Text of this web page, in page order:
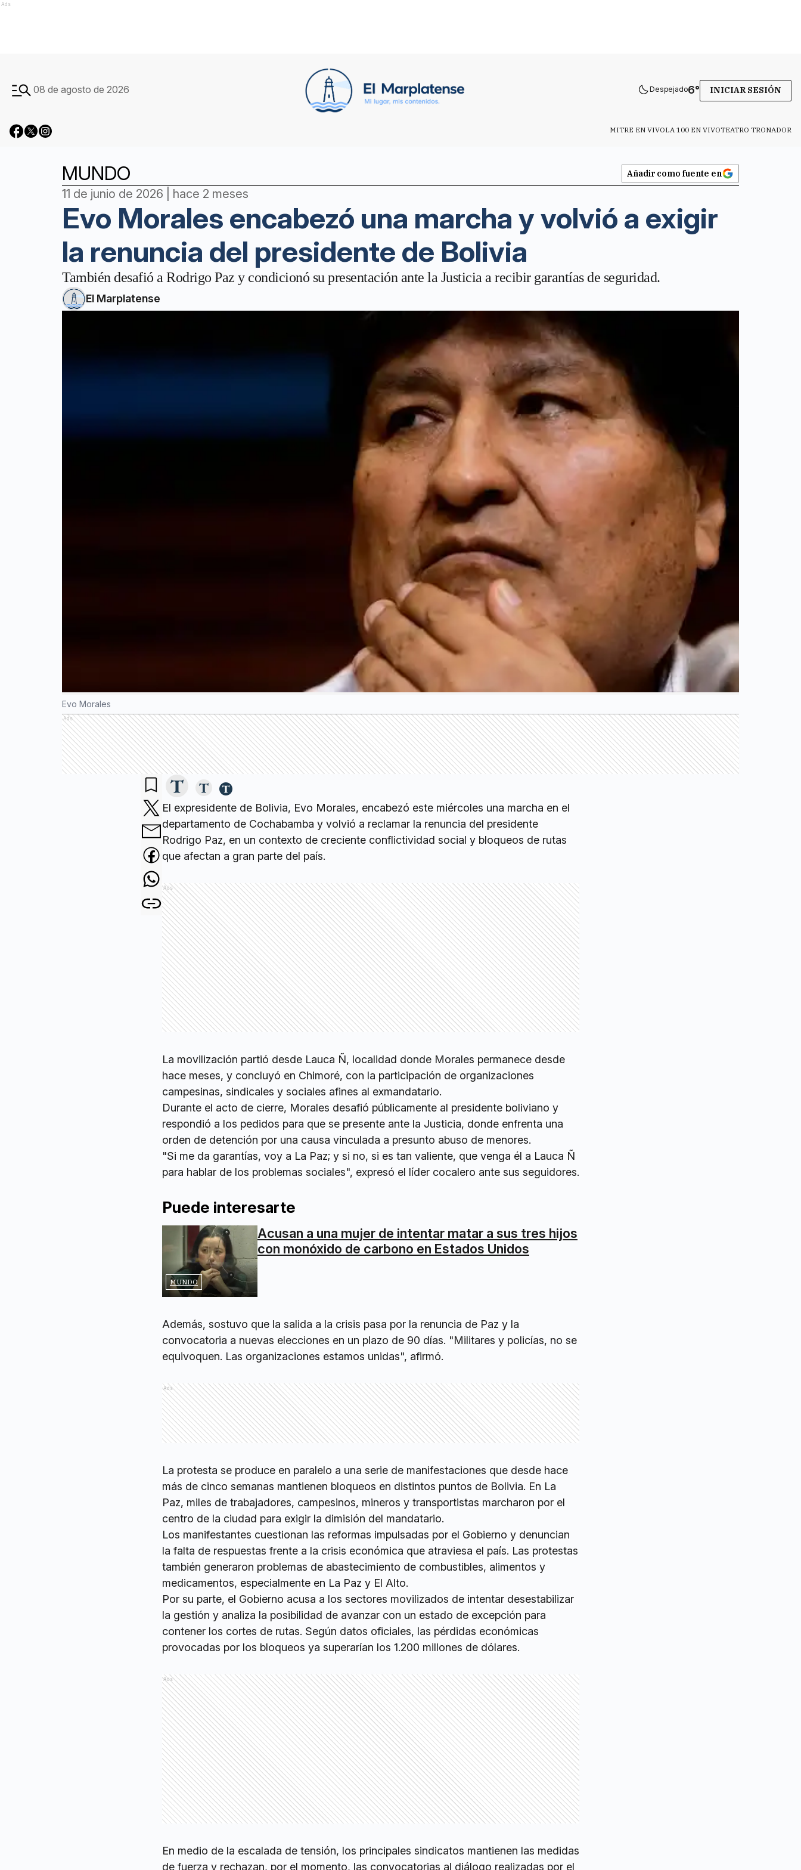
Ads
08 de agosto de 2026 Despejado6° INICIAR SESIÓN
MITRE EN VIVOLA 100 EN VIVOTEATRO TRONADOR
MUNDO Añadir como fuente en
11 de junio de 2026 | hace 2 meses
Evo Morales encabezó una marcha y volvió a exigir
la renuncia del presidente de Bolivia
También desafió a Rodrigo Paz y condicionó su presentación ante la Justicia a recibir garantías de seguridad.
El Marplatense
Evo Morales
Ads
El expresidente de Bolivia, Evo Morales, encabezó este miércoles una marcha en el
departamento de Cochabamba y volvió a reclamar la renuncia del presidente
Rodrigo Paz, en un contexto de creciente conflictividad social y bloqueos de rutas
que afectan a gran parte del país.
Ads
La movilización partió desde Lauca Ñ, localidad donde Morales permanece desde
hace meses, y concluyó en Chimoré, con la participación de organizaciones
campesinas, sindicales y sociales afines al exmandatario.
Durante el acto de cierre, Morales desafió públicamente al presidente boliviano y
respondió a los pedidos para que se presente ante la Justicia, donde enfrenta una
orden de detención por una causa vinculada a presunto abuso de menores.
"Si me da garantías, voy a La Paz; y si no, si es tan valiente, que venga él a Lauca Ñ
para hablar de los problemas sociales", expresó el líder cocalero ante sus seguidores.
Puede interesarte
MUNDO
Acusan a una mujer de intentar matar a sus tres hijos
con monóxido de carbono en Estados Unidos
Además, sostuvo que la salida a la crisis pasa por la renuncia de Paz y la
convocatoria a nuevas elecciones en un plazo de 90 días. "Militares y policías, no se
equivoquen. Las organizaciones estamos unidas", afirmó.
Ads
La protesta se produce en paralelo a una serie de manifestaciones que desde hace
más de cinco semanas mantienen bloqueos en distintos puntos de Bolivia. En La
Paz, miles de trabajadores, campesinos, mineros y transportistas marcharon por el
centro de la ciudad para exigir la dimisión del mandatario.
Los manifestantes cuestionan las reformas impulsadas por el Gobierno y denuncian
la falta de respuestas frente a la crisis económica que atraviesa el país. Las protestas
también generaron problemas de abastecimiento de combustibles, alimentos y
medicamentos, especialmente en La Paz y El Alto.
Por su parte, el Gobierno acusa a los sectores movilizados de intentar desestabilizar
la gestión y analiza la posibilidad de avanzar con un estado de excepción para
contener los cortes de rutas. Según datos oficiales, las pérdidas económicas
provocadas por los bloqueos ya superarían los 1.200 millones de dólares.
Ads
En medio de la escalada de tensión, los principales sindicatos mantienen las medidas
de fuerza y rechazan, por el momento, las convocatorias al diálogo realizadas por el